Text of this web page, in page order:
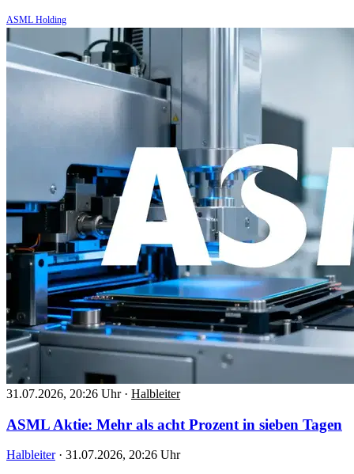
ASML Holding
31.07.2026, 20:26 Uhr · Halbleiter
ASML Aktie: Mehr als acht Prozent in sieben Tagen
Halbleiter · 31.07.2026, 20:26 Uhr